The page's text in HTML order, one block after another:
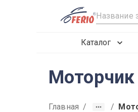
R
Каталог
Главная / /